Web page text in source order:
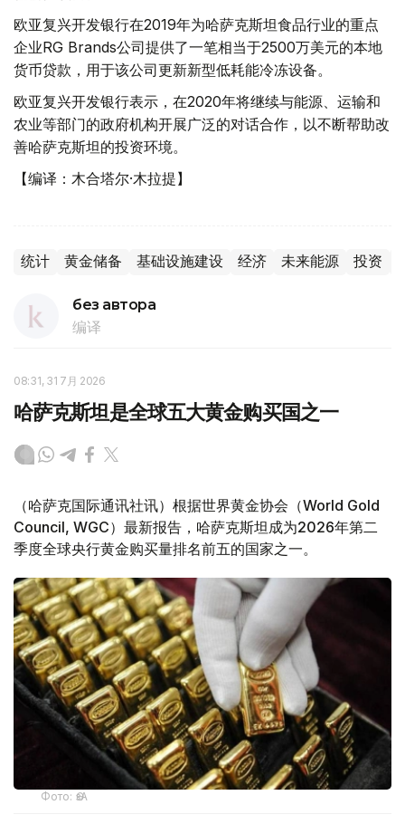
欧亚复兴开发银行在2019年为哈萨克斯坦食品行业的重点
企业RG Brands公司提供了一笔相当于2500万美元的本地
货币贷款，用于该公司更新新型低耗能冷冻设备。
欧亚复兴开发银行表示，在2020年将继续与能源、运输和
农业等部门的政府机构开展广泛的对话合作，以不断帮助改
善哈萨克斯坦的投资环境。
【编译：木合塔尔·木拉提】
统计 黄金储备 基础设施建设 经济 未来能源 投资
без автора
编译
08:31, 31 7月 2026
哈萨克斯坦是全球五大黄金购买国之一
（哈萨克国际通讯社讯）根据世界黄金协会（World Gold
Council, WGC）最新报告，哈萨克斯坦成为2026年第二
季度全球央行黄金购买量排名前五的国家之一。
Фото: ӨзА